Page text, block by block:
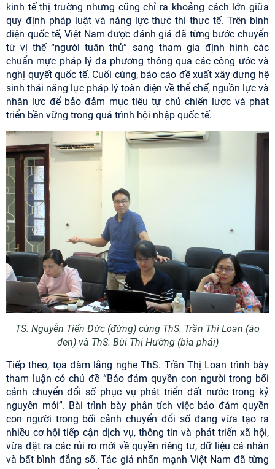
kinh tế thị trường nhưng cũng chỉ ra khoảng cách lớn giữa
quy định pháp luật và năng lực thực thi thực tế. Trên bình
diện quốc tế, Việt Nam được đánh giá đã từng bước chuyển
từ vị thế “người tuân thủ” sang tham gia định hình các
chuẩn mực pháp lý đa phương thông qua các công ước và
nghị quyết quốc tế. Cuối cùng, báo cáo đề xuất xây dựng hệ
sinh thái năng lực pháp lý toàn diện về thể chế, nguồn lực và
nhân lực để bảo đảm mục tiêu tự chủ chiến lược và phát
triển bền vững trong quá trình hội nhập quốc tế.
TS. Nguyễn Tiến Đức (đứng) cùng ThS. Trần Thị Loan (áo
đen) và ThS. Bùi Thị Hường (bìa phải)
Tiếp theo, tọa đàm lắng nghe ThS. Trần Thị Loan trình bày
tham luận có chủ đề “Bảo đảm quyền con người trong bối
cảnh chuyển đổi số phục vụ phát triển đất nước trong kỷ
nguyên mới”. Bài trình bày phân tích việc bảo đảm quyền
con người trong bối cảnh chuyển đổi số đang vừa tạo ra
nhiều cơ hội tiếp cận dịch vụ, thông tin và phát triển xã hội,
vừa đặt ra các rủi ro mới về quyền riêng tư, dữ liệu cá nhân
và bất bình đẳng số. Tác giả nhấn mạnh Việt Nam đã từng